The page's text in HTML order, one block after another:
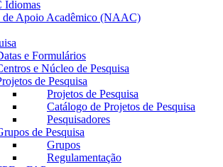
Idiomas
de Apoio Acadêmico (NAAC)
e Formulários
e Núcleo de Pesquisa
de Pesquisa
Projetos de Pesquisa
Catálogo de Projetos de Pesquisa
Pesquisadores
de Pesquisa
Grupos
Regulamentação